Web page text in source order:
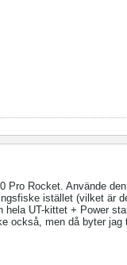
Pro Rocket. Använde
istället (vilket är
UT-kittet + Power
också, men då byter jag